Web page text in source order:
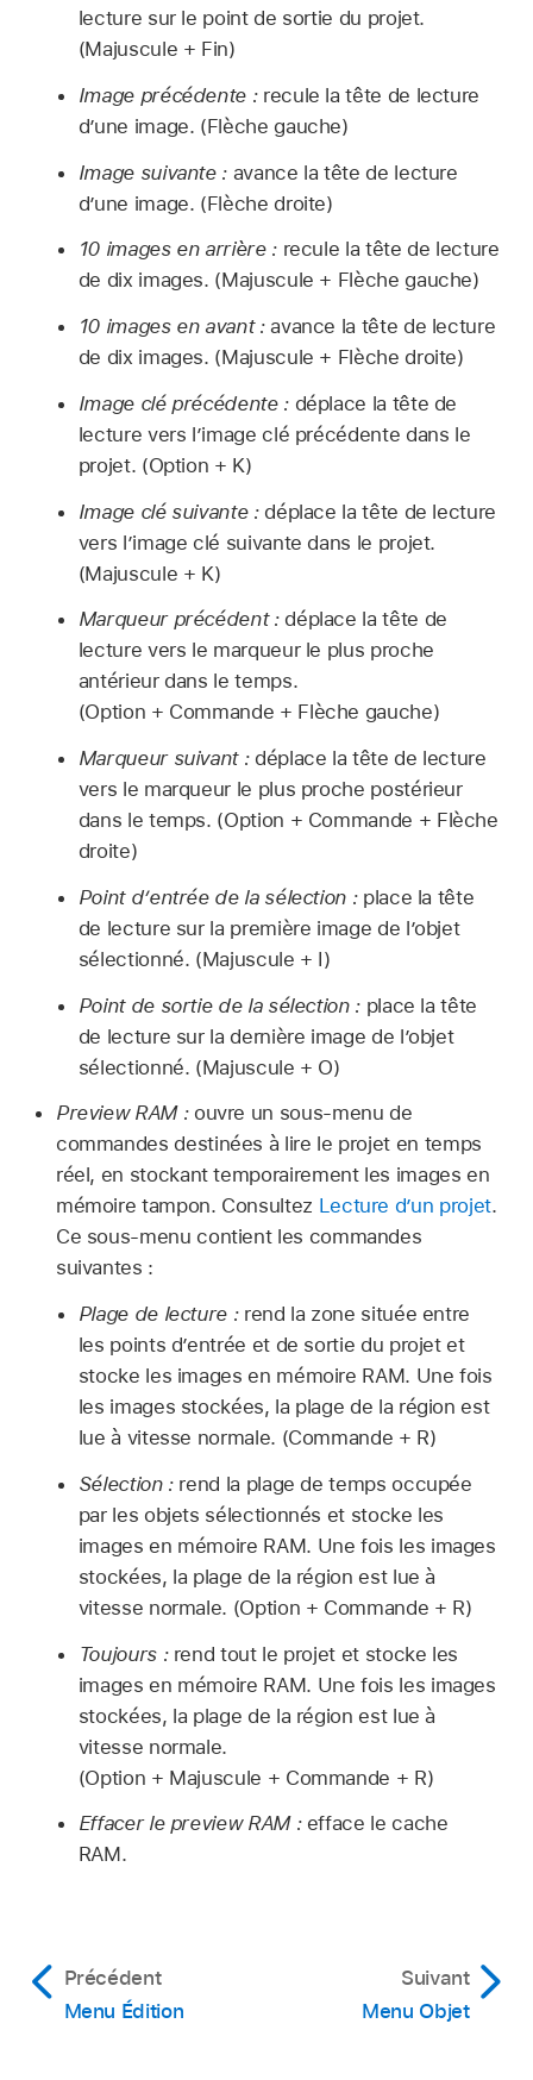
lecture sur le point de sortie du projet.
(Majuscule + Fin)
Image précédente :recule la tête de lecture
d’une image. (Flèche gauche)
Image suivante : avance la tête de lecture
d’une image. (Flèche droite)
10 images en arrière :recule la tête de lecture
de dix images. (Majuscule + Flèche gauche)
10 images en avant :avance la tête de lecture
de dix images. (Majuscule + Flèche droite)
Image clé précédente :déplace la tête de
lecture vers l’image clé précédente dans le
projet. (Option + K)
Image clé suivante :déplace la tête de lecture
vers l’image clé suivante dans le projet.
(Majuscule + K)
Marqueur précédent :déplace la tête de
lecture vers le marqueur le plus proche
antérieur dans le temps.
(Option + Commande + Flèche gauche)
Marqueur suivant :déplace la tête de lecture
vers le marqueur le plus proche postérieur
dans le temps. (Option + Commande + Flèche
droite)
Point d’entrée de la sélection :place la tête
de lecture sur la première image de l’objet
sélectionné. (Majuscule + I)
Point de sortie de la sélection :place la tête
de lecture sur la dernière image de l’objet
sélectionné. (Majuscule + O)
Preview RAM :ouvre un sous-menu de
commandes destinées à lire le projet en temps
réel, en stockant temporairement les images en
mémoire tampon. Consultez Lecture d’un projet.
Ce sous-menu contient les commandes
suivantes :
Plage de lecture :rend la zone située entre
les points d’entrée et de sortie du projet et
stocke les images en mémoire RAM. Une fois
les images stockées, la plage de la région est
lue à vitesse normale. (Commande + R)
Sélection :rend la plage de temps occupée
par les objets sélectionnés et stocke les
images en mémoire RAM. Une fois les images
stockées, la plage de la région est lue à
vitesse normale. (Option + Commande + R)
Toujours :rend tout le projet et stocke les
images en mémoire RAM. Une fois les images
stockées, la plage de la région est lue à
vitesse normale.
(Option + Majuscule + Commande + R)
Effacer le preview RAM :efface le cache
RAM.
Précédent
Menu Édition
Suivant
Menu Objet